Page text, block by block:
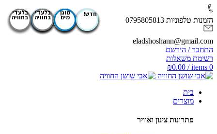
הזמנות טלפוניות 0795805813
eladshoshann@gmail.com
התחבר / הירשם
רשימת משאלות
0
items
/
₪0.00
בית
מוצרים
פתרונות צינון ואוויר
מוגן
מים
בלעדי
בחוויה חדש! חדש! מוגן
מים
בלעדי
בחוויה חדש! מוגן
מים
בלעדי
בחוויה חדש! מוגן
מים
בלעדי
בחוויה חדש! מוגן
מים
בלעדי
בחוויה חדש! מוגן
מים
בלעדי
בחוויה
חדש!
חדש! חדש! מוגן
מים
בלעדי
בחוויה חדש! מוגן
מים
בלעדי
בחוויה